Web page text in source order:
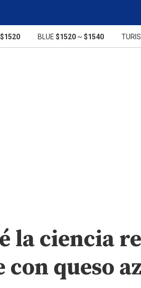
$1520 BLUE $1520 ~ $1540
la ciencia
con queso